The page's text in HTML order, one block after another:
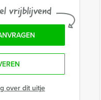
vrijblijvend
over dit uitje